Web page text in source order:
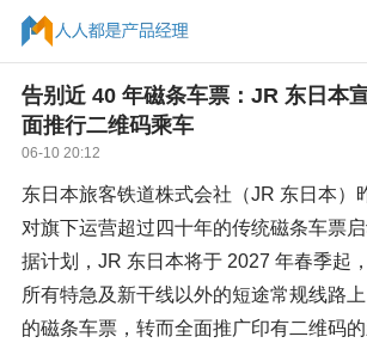
告别近 40 年磁条车票：JR 东日本
面推行二维码乘车
06-10 20:12
东日本旅客铁道株式会社（JR 东日本）
对旗下运营超过四十年的传统磁条车票
据计划，JR 东日本将于 2027 年春季起
所有特急及新干线以外的短途常规线路
的磁条车票，转而全面推广印有二维码